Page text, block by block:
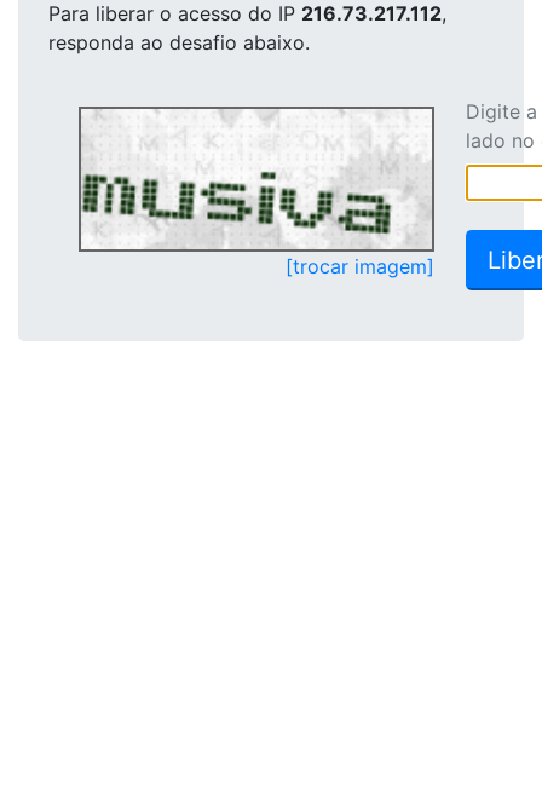
Para liberar o acesso do IP 216.73.217.112,
responda ao desafio abaixo.
[trocar imagem]
Digite
lado no